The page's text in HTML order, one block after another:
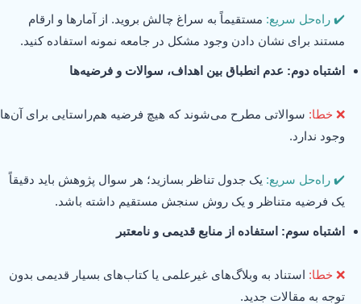
✔️ راه‌حل سریع: مستقیماً به سراغ چالش بروید. از آمارها و ارقام
مستند برای نشان دادن وجود مشکل در جامعه نمونه استفاده کنید.
اشتباه دوم: عدم انطباق بین اهداف، سوالات و فرضیه‌ها
❌ خطا: سوالاتی مطرح می‌شوند که هیچ فرضیه هم‌راستایی برای آن‌ها
وجود ندارد.
✔️ راه‌حل سریع: یک جدول تناظر بسازید؛ هر سوال پژوهش باید دقیقاً
یک فرضیه متناظر و یک روش سنجش مستقیم داشته باشد.
اشتباه سوم: استفاده از منابع قدیمی و نامعتبر
❌ خطا: استناد به وبلاگ‌های غیرعلمی یا کتاب‌های بسیار قدیمی بدون
توجه به مقالات جدید.